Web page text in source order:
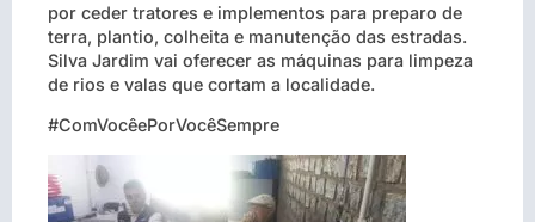
por ceder tratores e implementos para preparo de
terra, plantio, colheita e manutenção das estradas.
Silva Jardim vai oferecer as máquinas para limpeza
de rios e valas que cortam a localidade.
#ComVocêePorVocêSempre